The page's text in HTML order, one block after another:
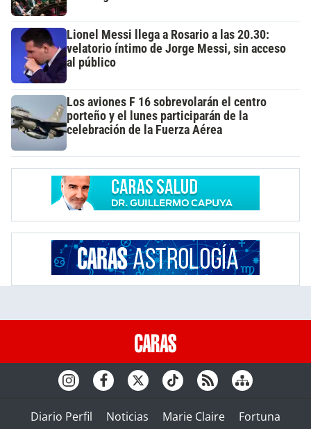
Lionel Messi llega a Rosario a las 20.30:
velatorio íntimo de Jorge Messi, sin acceso
al público
Los aviones F 16 sobrevolarán el centro
porteño y el lunes participarán de la
celebración de la Fuerza Aérea
Diario Perfil Noticias Marie Claire Fortuna